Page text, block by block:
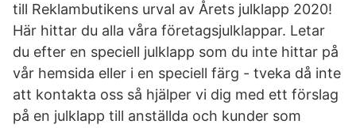
till Reklambutikens urval av Årets julklapp 2020!
Här hittar du alla våra företagsjulklappar. Letar
du efter en speciell julklapp som du inte hittar på
vår hemsida eller i en speciell färg - tveka då inte
att kontakta oss så hjälper vi dig med ett förslag
på en julklapp till anställda och kunder som